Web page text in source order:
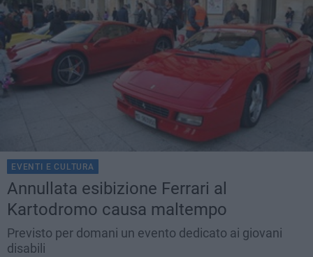
EVENTI E CULTURA
Annullata esibizione Ferrari al
Kartodromo causa maltempo
Previsto per domani un evento dedicato ai giovani
disabili